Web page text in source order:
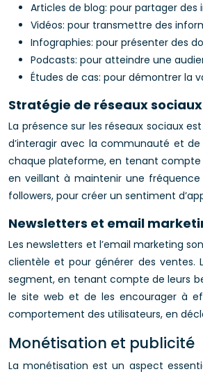
Articles de blog: pour partager
Vidéos: pour transmettre des
Infographies: pour présenter des
Podcasts: pour atteindre une
Études de cas: pour démontrer la
Stratégie de réseaux sociaux
La présence sur les réseaux sociaux
d’interagir avec la communauté et
chaque plateforme, en tenant compte
en veillant à maintenir une
followers, pour créer un sentiment
Newsletters et email
Les newsletters et l’email marketing
clientèle et pour générer des ventes.
segment, en tenant compte de leurs
le site web et de les encourager à
comportement des utilisateurs, en
Monétisation et publicité
La monétisation est un aspect